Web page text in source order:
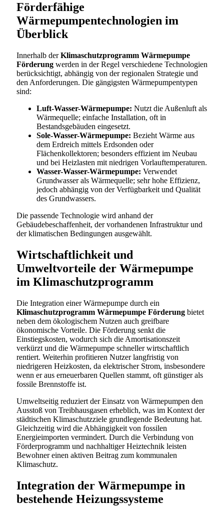
Förderfähige
Wärmepumpentechnologien im
Überblick
Innerhalb derKlimaschutzprogramm Wärmepumpe
Förderung werden in der Regel verschiedene Technologien
berücksichtigt, abhängig von der regionalen Strategie und
den Anforderungen. Die gängigsten Wärmepumpentypen
sind:
Luft-Wasser-Wärmepumpe: Nutzt die Außenluft als
Wärmequelle; einfache Installation, oft in
Bestandsgebäuden eingesetzt.
Sole-Wasser-Wärmepumpe: Bezieht Wärme aus
dem Erdreich mittels Erdsonden oder
Flächenkollektoren; besonders effizient im Neubau
und bei Heizlasten mit niedrigen Vorlauftemperaturen.
Wasser-Wasser-Wärmepumpe: Verwendet
Grundwasser als Wärmequelle; sehr hohe Effizienz,
jedoch abhängig von der Verfügbarkeit und Qualität
des Grundwassers.
Die passende Technologie wird anhand der
Gebäudebeschaffenheit, der vorhandenen Infrastruktur und
der klimatischen Bedingungen ausgewählt.
Wirtschaftlichkeit und
Umweltvorteile der Wärmepumpe
im Klimaschutzprogramm
Die Integration einer Wärmepumpe durch ein
Klimaschutzprogramm Wärmepumpe Förderung bietet
neben dem ökologischem Nutzen auch greifbare
ökonomische Vorteile. Die Förderung senkt die
Einstiegskosten, wodurch sich die Amortisationszeit
verkürzt und die Wärmepumpe schneller wirtschaftlich
rentiert. Weiterhin profitieren Nutzer langfristig von
niedrigeren Heizkosten, da elektrischer Strom, insbesondere
wenn er aus erneuerbaren Quellen stammt, oft günstiger als
fossile Brennstoffe ist.
Umweltseitig reduziert der Einsatz von Wärmepumpen den
Ausstoß von Treibhausgasen erheblich, was im Kontext der
städtischen Klimaschutzziele grundlegende Bedeutung hat.
Gleichzeitig wird die Abhängigkeit von fossilen
Energieimporten vermindert. Durch die Verbindung von
Förderprogramm und nachhaltiger Heiztechnik leisten
Bewohner einen aktiven Beitrag zum kommunalen
Klimaschutz.
Integration der Wärmepumpe in
bestehende Heizungssysteme